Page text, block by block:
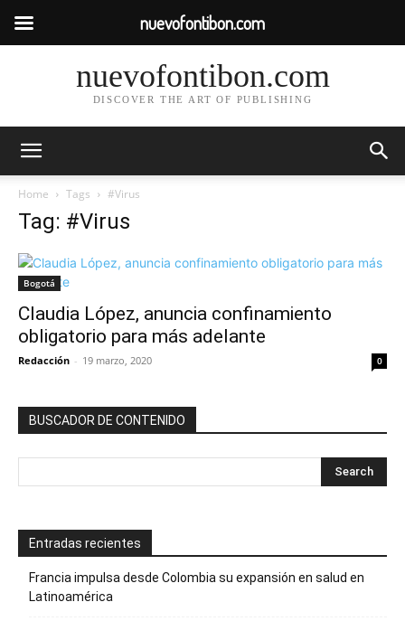
nuevofontibon.com
DISCOVER THE ART OF PUBLISHING
Home Tags #Virus
Tag: #Virus
Bogotá
Claudia López, anuncia confinamiento
obligatorio para más adelante
Redacción - 19 marzo, 2020 0
BUSCADOR DE CONTENIDO
Entradas recientes
Francia impulsa desde Colombia su expansión en salud en
Latinoamérica
nuevofontibon.com